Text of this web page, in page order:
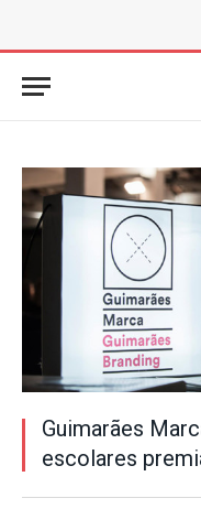
Guimarães
escolares